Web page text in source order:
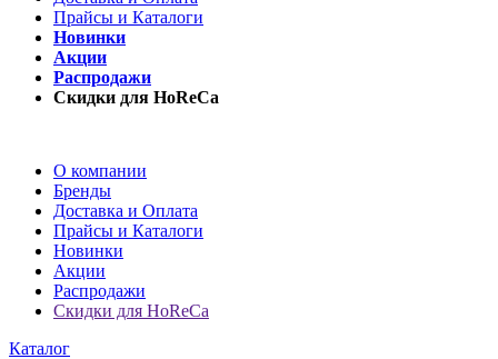
Прайсы и Каталоги
Новинки
Акции
Распродажи
Скидки для HoReCa
О компании
Бренды
Доставка и Оплата
Прайсы и Каталоги
Новинки
Акции
Распродажи
Скидки для HoReCa
Каталог